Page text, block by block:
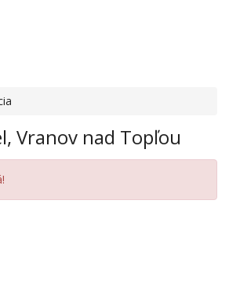
Travel, Vranov nad Topľou
Vranov nad Topľou